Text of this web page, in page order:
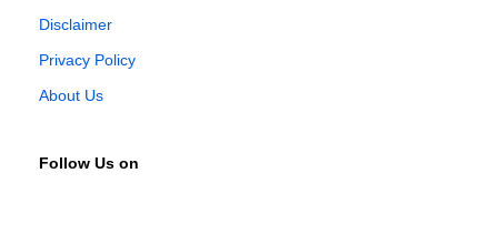
Disclaimer
Privacy Policy
About Us
Follow Us on